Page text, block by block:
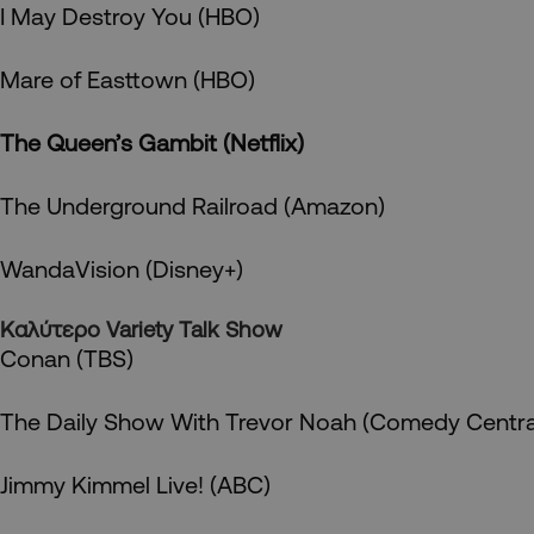
I May Destroy You (HBO)
Mare of Easttown (HBO)
The Queen’s Gambit (Netflix)
The Underground Railroad (Amazon)
WandaVision (Disney+)
Καλύτερο Variety Talk Show
Conan (TBS)
The Daily Show With Trevor Noah (Comedy
Jimmy Kimmel Live! (ABC)